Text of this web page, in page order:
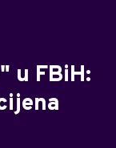
u FBiH: